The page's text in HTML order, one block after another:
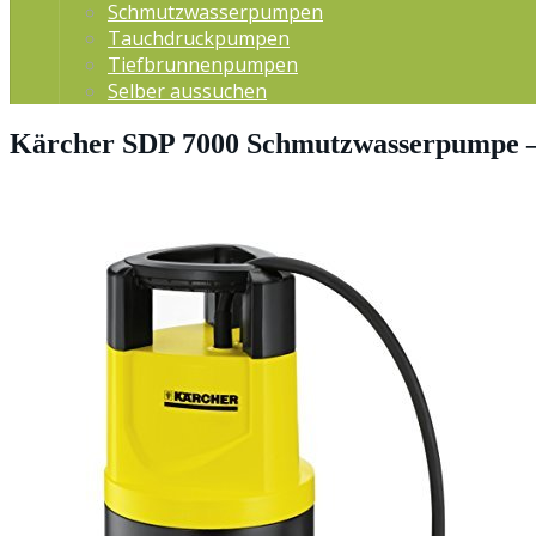
Schmutzwasserpumpen
Tauchdruckpumpen
Tiefbrunnenpumpen
Selber aussuchen
Kärcher SDP 7000 Schmutzwasserpumpe